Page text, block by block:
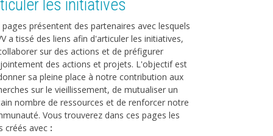
les initiatives
pages présentent des partenaires avec lesquels
a tissé des liens afin d'articuler les initiatives,
sur des actions et de préfigurer
des actions et projets. L'objectif est
sa pleine place à notre contribution aux
sur le vieillissement, de mutualiser un
nombre de ressources et de renforcer notre
Vous trouverez dans ces pages les
créés avec :